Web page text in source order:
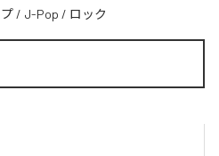
/ J-Pop / ロック